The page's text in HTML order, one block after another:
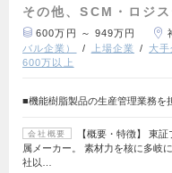
その他、SCM・ロジ
600万円 ～ 949万円
バル企業）
上場企業 大手
600万以上
■機能樹脂製品の生産管理業務を
会社概要
【概要・特徴】 東
属メーカー。 素材力を核に多岐
社以…